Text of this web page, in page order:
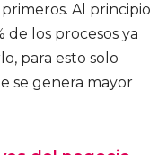
Al principio
de los procesos ya
para esto solo
se genera mayor